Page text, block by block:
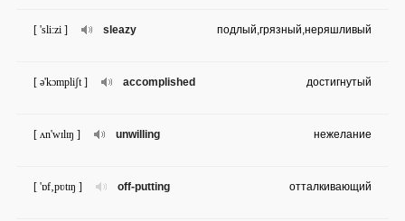
sleazy
[ 'sli:zi ] подлый,грязный,неряшливый
accomplished
[ ə'kɔmpliʃt ] достигнутый
unwilling
[ ʌn'wɪlɪŋ ] нежелание
off-putting
[ 'ɒf‚pʋtɪŋ ] отталкивающий